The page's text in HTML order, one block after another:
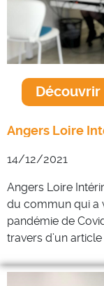
Découvrir
Angers Loire
14/12/2021
Angers Loire
du commun qui a
pandémie de
travers d’un